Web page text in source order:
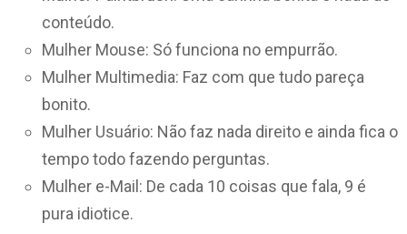
conteúdo.
Mulher Mouse: Só funciona no empurrão.
Mulher Multimedia: Faz com que tudo pareça
bonito.
Mulher Usuário: Não faz nada direito e ainda fica o
tempo todo fazendo perguntas.
Mulher e-Mail: De cada 10 coisas que fala, 9 é
pura idiotice.